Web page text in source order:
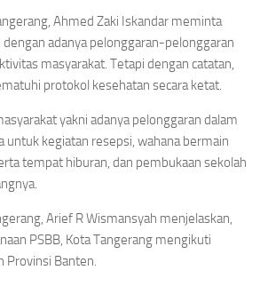
Ahmed Zaki Iskandar meminta
adanya pelonggaran-pelonggaran
masyarakat. Tetapi dengan catatan,
protokol kesehatan secara ketat.
yakni adanya pelonggaran dalam
untuk kegiatan resepsi, wahana bermain
tempat hiburan, dan pembukaan sekolah
Arief R Wismansyah menjelaskan,
PSBB, Kota Tangerang mengikuti
Provinsi Banten.